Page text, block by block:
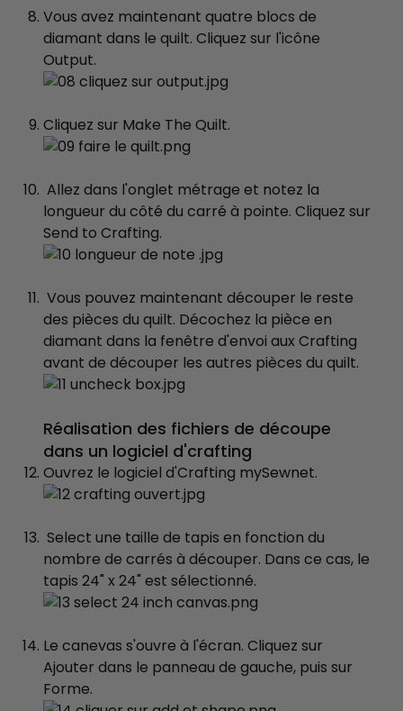
Vous avez maintenant quatre blocs de
diamant dans le quilt. Cliquez sur l'icône
Output.
Cliquez sur Make The Quilt.
Allez dans l'onglet métrage et notez la
longueur du côté du carré à pointe. Cliquez sur
Send to Crafting.
Vous pouvez maintenant découper le reste
des pièces du quilt. Décochez la pièce en
diamant dans la fenêtre d'envoi aux Crafting
avant de découper les autres pièces du quilt.
Réalisation des fichiers de découpe
dans un logiciel d'crafting
Ouvrez le logiciel d'Crafting mySewnet.
Select une taille de tapis en fonction du
nombre de carrés à découper. Dans ce cas, le
tapis 24" x 24" est sélectionné.
Le canevas s'ouvre à l'écran. Cliquez sur
Ajouter dans le panneau de gauche, puis sur
Forme.